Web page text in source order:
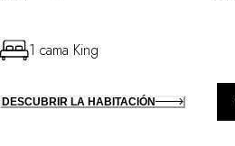
1 cama King
DESCUBRIR LA HABITACIÓN